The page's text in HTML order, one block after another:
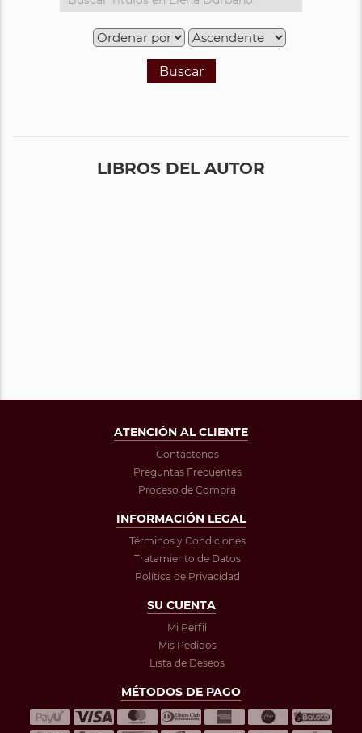
Buscar
LIBROS DEL AUTOR
ATENCIÓN AL CLIENTE
Contáctenos
Preguntas Frecuentes
Proceso de Compra
INFORMACIÓN LEGAL
Términos y Condiciones
Tratamiento de Datos
Política de Privacidad
SU CUENTA
Mi Perfil
Mis Pedidos
Lista de Deseos
MÉTODOS DE PAGO